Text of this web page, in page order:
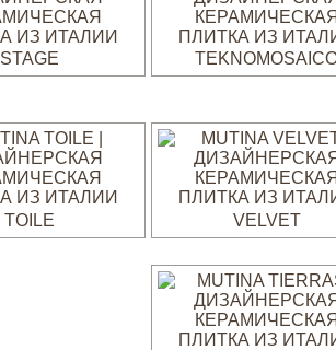
STAGE
TOILE VELVET